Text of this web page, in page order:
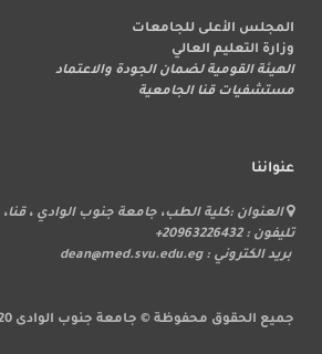
المجلس الأعلى للجامعات
وزارة التعليم العالي
الهيئة القومية لضمان الجودة والاعتماد
مستشفيات قنا الجامعية
عنواننا
العنوان :كلية الطب، جامعة جنوب الوادي ،
تليفون : 20963226432+
بريد الكتروني : dean@med.svu.edu.eg
جميع الحقوق محفوظة © جامعة جنوب الوادى 2020